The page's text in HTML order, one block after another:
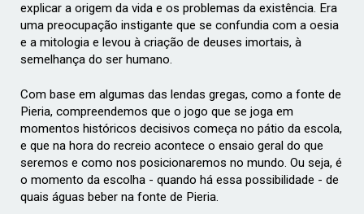
explicar a origem da vida e osproblemas da existência. Era
uma preocupação instigante que se confundia com aoesia
e a mitologia e levou à criação de deuses imortais, à
semelhança do serhumano.
Com base em algumas das lendas gregas, como a fonte de
Pieria, compreendemosque o jogo que se joga em
momentos históricos decisivos começa no pátio daescola,
e que na hora do recreio acontece o ensaio geral do que
seremos e como nosposicionaremos no mundo. Ou seja, é
o momento da escolha - quando há essapossibilidade - de
quais águas beber na fonte de Pieria.